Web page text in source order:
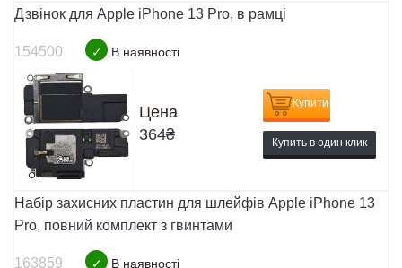
Дзвінок для Apple iPhone 13 Pro, в рамці
154500 ✓ В наявності
Цена
364₴
Купити
Купить в один клик
Набір захисних пластин для шлейфів Apple iPhone 13
Pro, повний комплект з гвинтами
163859 ✓ В наявності